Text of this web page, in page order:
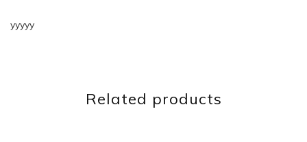
yyyyy
Related products